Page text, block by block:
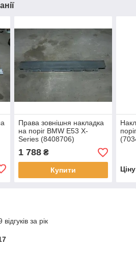
Права зовнішня накладка
на поріг BMW E53 X-
Series (8408706)
1 788₴
Купити
за рік